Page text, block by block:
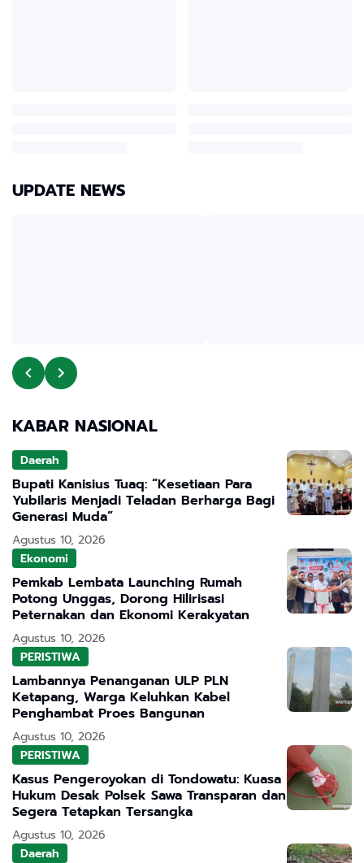
UPDATE NEWS
KABAR NASIONAL
Daerah
Bupati Kanisius Tuaq: “Kesetiaan Para
Yubilaris Menjadi Teladan Berharga Bagi
Generasi Muda”
Agustus 10, 2026
Ekonomi
Pemkab Lembata Launching Rumah
Potong Unggas, Dorong Hilirisasi
Peternakan dan Ekonomi Kerakyatan
Agustus 10, 2026
PERISTIWA
Lambannya Penanganan ULP PLN
Ketapang, Warga Keluhkan Kabel
Penghambat Proes Bangunan
Agustus 10, 2026
PERISTIWA
Kasus Pengeroyokan di Tondowatu: Kuasa
Hukum Desak Polsek Sawa Transparan dan
Segera Tetapkan Tersangka
Agustus 10, 2026
Daerah